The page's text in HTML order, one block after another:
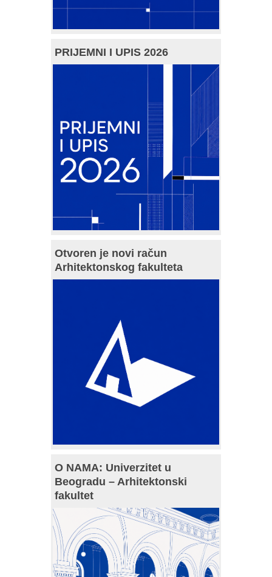
PRIJEMNI I UPIS 2026
Otvoren je novi račun
Arhitektonskog fakulteta
O NAMA: Univerzitet u
Beogradu – Arhitektonski
fakultet